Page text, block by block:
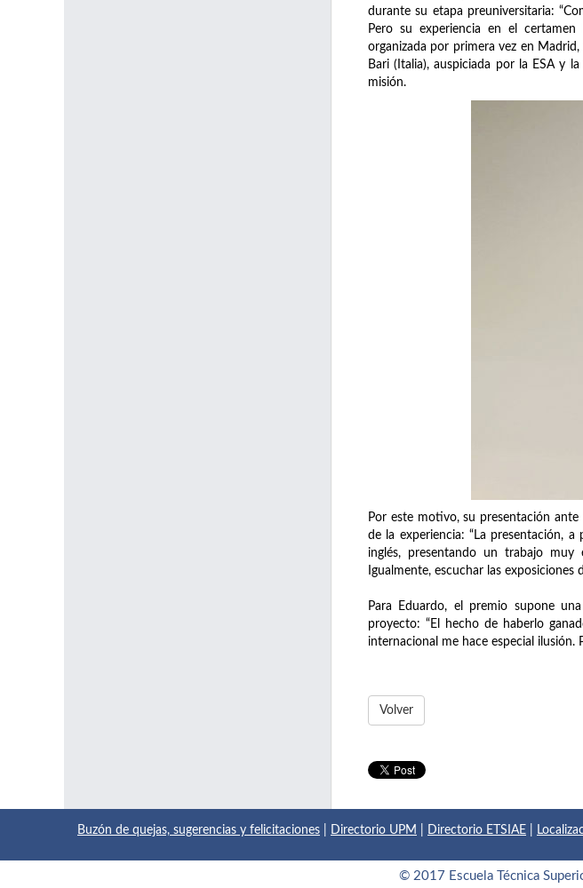
durante su etapa preuniversitaria:
Pero su experiencia en el
organizada por primera vez en
Bari (Italia), auspiciada por la ESA y
misión.
Por este motivo, su presentación
de la experiencia: “La presentación,
inglés, presentando un trabajo
Igualmente, escuchar las
Para Eduardo, el premio supone
proyecto: “El hecho de haberlo
internacional me hace especial ilusión.
Volver
Buzón de quejas, sugerencias y felicitaciones Directorio UPM Directorio ETSIAE
© 2017 Escuela Técnica